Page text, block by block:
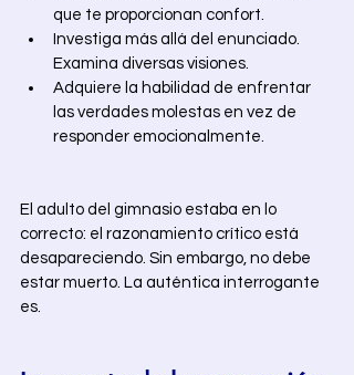
que te proporcionan confort.
Investiga más allá del enunciado.
Examina diversas visiones.
Adquiere la habilidad de enfrentar
las verdades molestas en vez de
responder emocionalmente.
El adulto del gimnasio estaba en lo
correcto: el razonamiento crítico está
desapareciendo. Sin embargo, no debe
estar muerto. La auténtica interrogante
es.